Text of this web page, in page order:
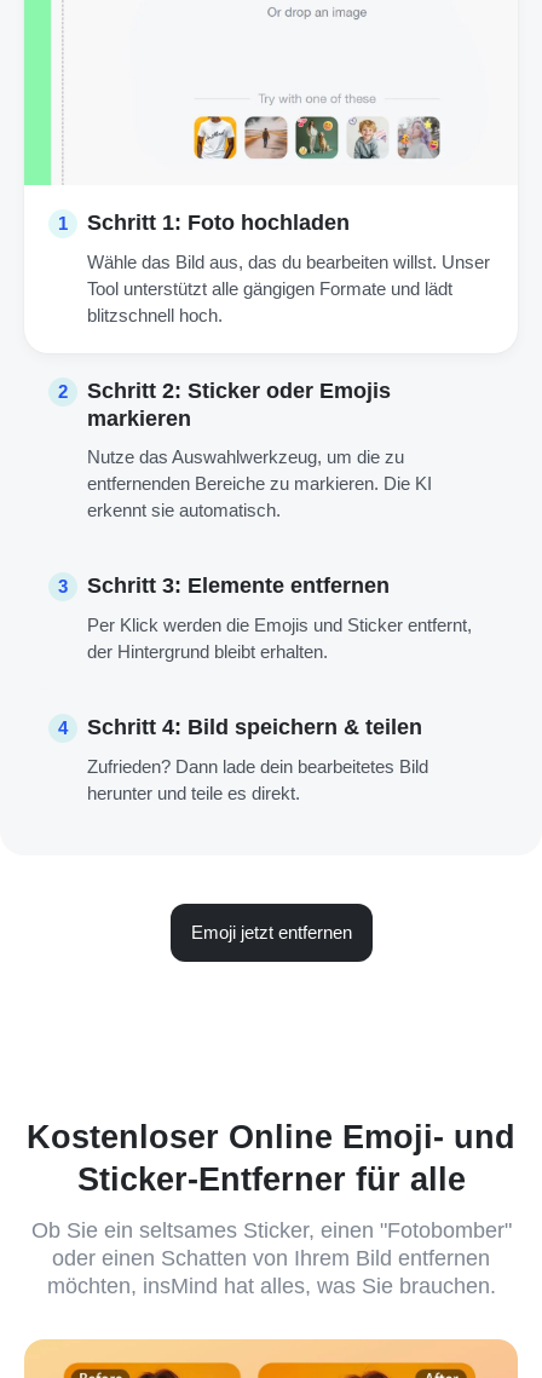
1 Schritt 1: Foto hochladen
Wähle das Bild aus, das du bearbeiten willst. Unser
Tool unterstützt alle gängigen Formate und lädt
blitzschnell hoch.
2
Schritt 2: Sticker oder Emojis
markieren
Nutze das Auswahlwerkzeug, um die zu
entfernenden Bereiche zu markieren. Die KI
erkennt sie automatisch.
3 Schritt 3: Elemente entfernen
Per Klick werden die Emojis und Sticker entfernt,
der Hintergrund bleibt erhalten.
4 Schritt 4: Bild speichern & teilen
Zufrieden? Dann lade dein bearbeitetes Bild
herunter und teile es direkt.
Emoji jetzt entfernen
Kostenloser Online Emoji- und
Sticker-Entferner für alle
Ob Sie ein seltsames Sticker, einen "Fotobomber"
oder einen Schatten von Ihrem Bild entfernen
möchten, insMind hat alles, was Sie brauchen.